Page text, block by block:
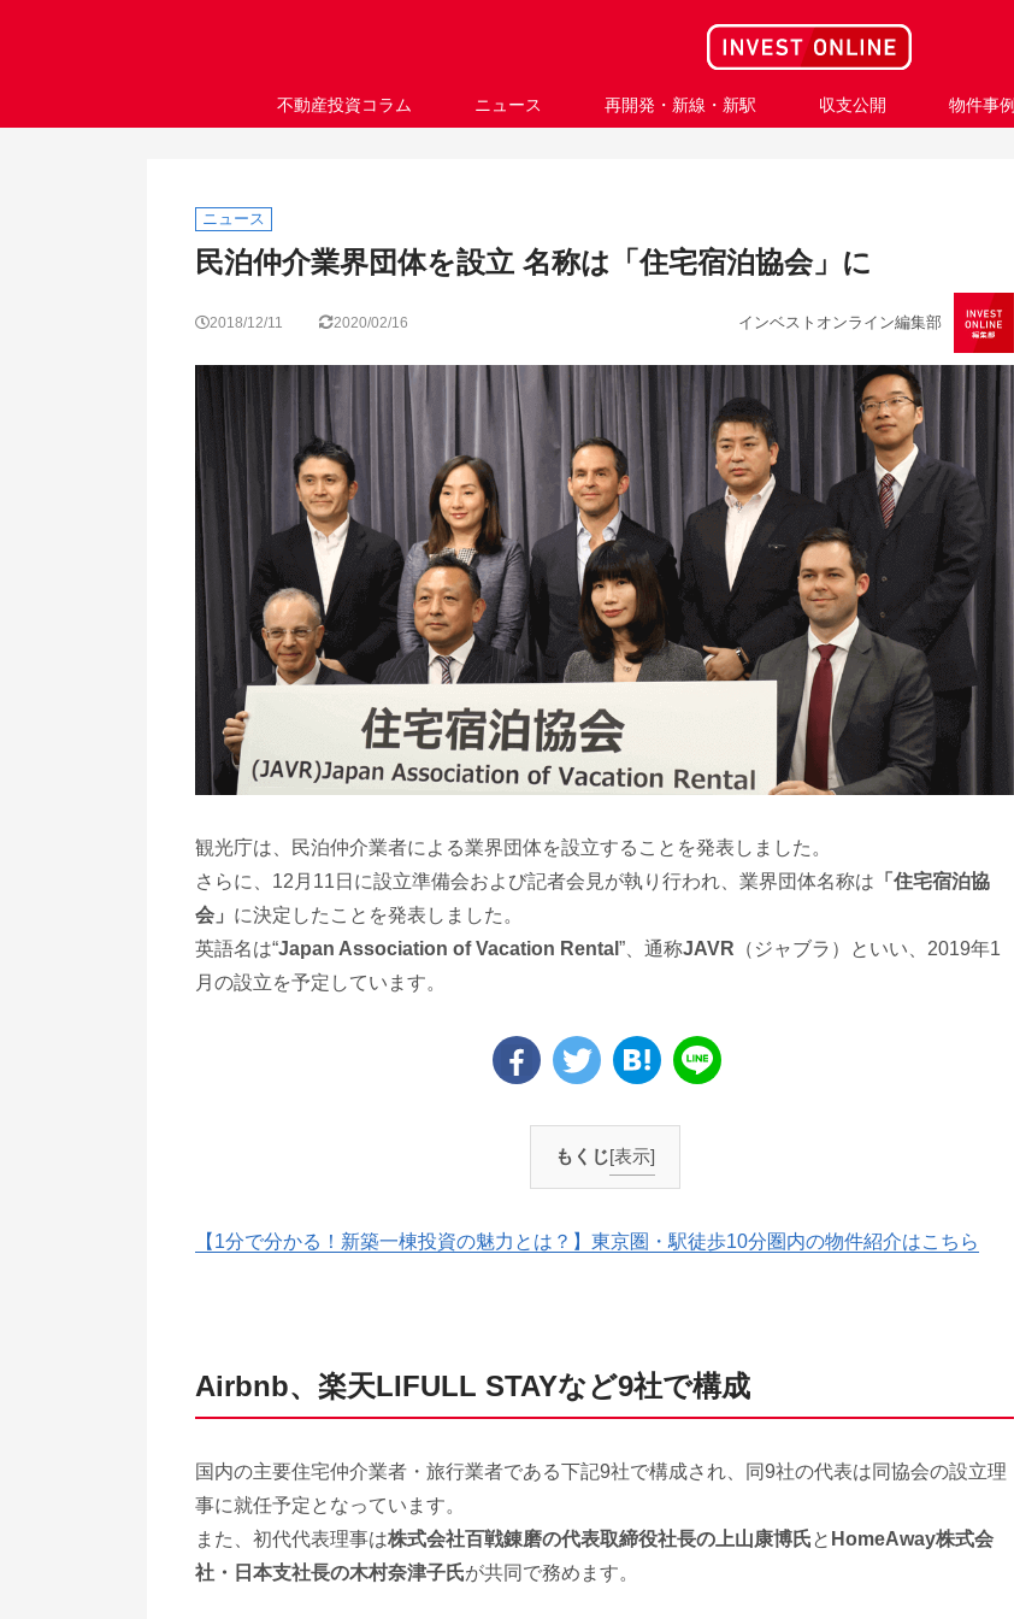
不動産投資コラム ニュース 再開発・新線・新駅 収支公開 物件事例
ニュース
民泊仲介業界団体を設立 名称は「住宅宿泊協会」に
2018/12/11 2020/02/16 インベストオンライン編集部
観光庁は、民泊仲介業者による業界団体を設立することを発表しました。
さらに、12月11日に設立準備会および記者会見が執り行われ、業界団体名称は 「住宅宿泊協
会」 に決定したことを発表しました。
英語名は“Japan Association of Vacation Rental ”、通称JAVR （ジャブラ）といい、2019年1
月の設立を予定しています。
もくじ[表示]
【1分で分かる！新築一棟投資の魅力とは？】東京圏・駅徒歩10分圏内の物件紹介はこちら
Airbnb、楽天LIFULL STAYなど9社で構成
国内の主要住宅仲介業者・旅行業者である下記9社で構成され、同9社の代表は同協会の設立理
事に就任予定となっています。
また、初代代表理事は株式会社百戦錬磨の代表取締役社長の上山康博氏と HomeAway株式会
社・日本支社長の木村奈津子氏が共同で務めます。